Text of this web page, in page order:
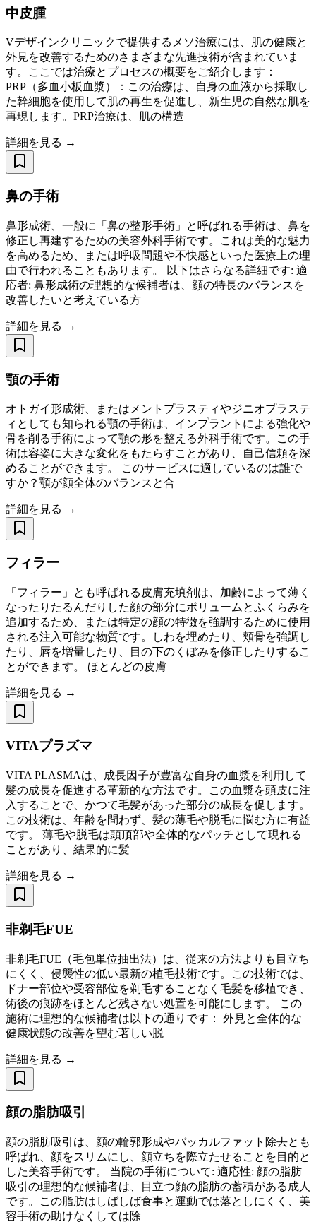
中皮腫
Vデザインクリニックで提供するメソ治療には、肌の健康と
外見を改善するためのさまざまな先進技術が含まれていま
す。ここでは治療とプロセスの概要をご紹介します：
PRP（多血小板血漿）：この治療は、自身の血液から採取し
た幹細胞を使用して肌の再生を促進し、新生児の自然な肌を
再現します。PRP治療は、肌の構造
詳細を見る →
鼻の手術
鼻形成術、一般に「鼻の整形手術」と呼ばれる手術は、鼻を
修正し再建するための美容外科手術です。これは美的な魅力
を高めるため、または呼吸問題や不快感といった医療上の理
由で行われることもあります。 以下はさらなる詳細です: 適
応者: 鼻形成術の理想的な候補者は、顔の特長のバランスを
改善したいと考えている方
詳細を見る →
顎の手術
オトガイ形成術、またはメントプラスティやジニオプラステ
ィとしても知られる顎の手術は、インプラントによる強化や
骨を削る手術によって顎の形を整える外科手術です。この手
術は容姿に大きな変化をもたらすことがあり、自己信頼を深
めることができます。 このサービスに適しているのは誰で
すか？顎が顔全体のバランスと合
詳細を見る →
フィラー
「フィラー」とも呼ばれる皮膚充填剤は、加齢によって薄く
なったりたるんだりした顔の部分にボリュームとふくらみを
追加するため、または特定の顔の特徴を強調するために使用
される注入可能な物質です。しわを埋めたり、頬骨を強調し
たり、唇を増量したり、目の下のくぼみを修正したりするこ
とができます。 ほとんどの皮膚
詳細を見る →
VITAプラズマ
VITA PLASMAは、成長因子が豊富な自身の血漿を利用して
髪の成長を促進する革新的な方法です。この血漿を頭皮に注
入することで、かつて毛髪があった部分の成長を促します。
この技術は、年齢を問わず、髪の薄毛や脱毛に悩む方に有益
です。 薄毛や脱毛は頭頂部や全体的なパッチとして現れる
ことがあり、結果的に髪
詳細を見る →
非剃毛FUE
非剃毛FUE（毛包単位抽出法）は、従来の方法よりも目立ち
にくく、侵襲性の低い最新の植毛技術です。この技術では、
ドナー部位や受容部位を剃毛することなく毛髪を移植でき、
術後の痕跡をほとんど残さない処置を可能にします。 この
施術に理想的な候補者は以下の通りです： 外見と全体的な
健康状態の改善を望む著しい脱
詳細を見る →
顔の脂肪吸引
顔の脂肪吸引は、顔の輪郭形成やバッカルファット除去とも
呼ばれ、顔をスリムにし、顔立ちを際立たせることを目的と
した美容手術です。 当院の手術について: 適応性: 顔の脂肪
吸引の理想的な候補者は、目立つ顔の脂肪の蓄積がある成人
です。この脂肪はしばしば食事と運動では落としにくく、美
容手術の助けなくしては除